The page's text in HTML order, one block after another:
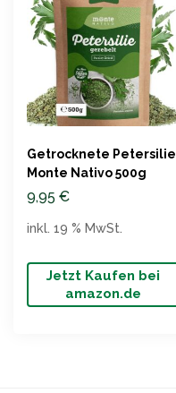
Getrocknete Petersilie
Monte Nativo 500g
9,95 €
Jetzt Kaufen bei
amazon.de
inkl. 19 % MwSt.